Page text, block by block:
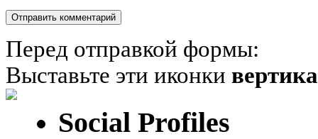
Перед отправкой формы:
Выставьте эти иконки
Social Profiles